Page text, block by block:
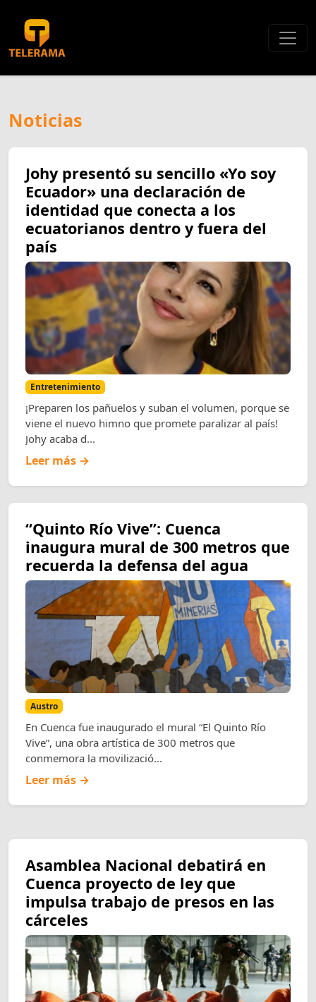
Noticias
Johy presentó su sencillo «Yo soy
Ecuador» una declaración de
identidad que conecta a los
ecuatorianos dentro y fuera del
país
Entretenimiento
¡Preparen los pañuelos y suban el volumen, porque se
viene el nuevo himno que promete paralizar al país!
Johy acaba d...
Leer más →
“Quinto Río Vive”: Cuenca
inaugura mural de 300 metros que
recuerda la defensa del agua
Austro
En Cuenca fue inaugurado el mural “El Quinto Río
Vive”, una obra artística de 300 metros que
conmemora la movilizació...
Leer más →
Asamblea Nacional debatirá en
Cuenca proyecto de ley que
impulsa trabajo de presos en las
cárceles